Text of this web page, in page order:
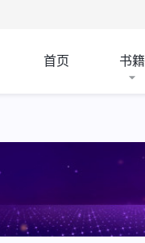
首页 书籍